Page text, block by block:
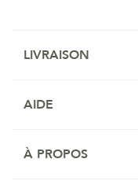
LIVRAISON
AIDE
À PROPOS